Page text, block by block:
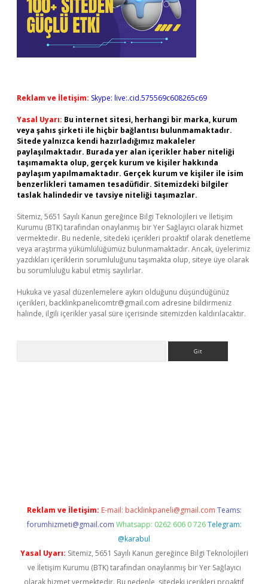
Reklam ve İletişim: Skype: live:.cid.575569c608265c69
Yasal Uyarı: Bu internet sitesi, herhangi bir marka, kurum
veya şahıs şirketi ile hiçbir bağlantısı bulunmamaktadır.
Sitede yalnızca kendi hazırladığımız makaleler
paylaşılmaktadır. Burada yer alan içerikler haber niteliği
taşımamakta olup, gerçek kurum ve kişiler hakkında
paylaşım yapılmamaktadır. Gerçek kurum ve kişiler ile isim
benzerlikleri tamamen tesadüfidir. Sitemizdeki bilgiler
taslak halindedir ve tavsiye niteliği taşımazlar.
Sitemiz, 5651 Sayılı Kanun gereğince Bilgi Teknolojileri ve İletişim
Kurumu (BTK) tarafından onaylanmış bir Yer Sağlayıcı olarak hizmet
vermektedir. Bu nedenle, sitedeki içerikleri proaktif olarak denetleme
veya araştırma yükümlülüğümüz bulunmamaktadır. Ancak, üyelerimiz
yazdıkları içeriklerin sorumluluğunu taşımakta olup, siteye üye olarak
bu sorumluluğu kabul etmiş sayılırlar.
Hukuka ve yasal düzenlemelere aykırı olduğunu düşündüğünüz
içerikleri, backlinkpanelicomtr@gmail.com adresine bildirmeniz
halinde, ilgili içerikler yasal süre içerisinde sitemizden kaldırılacaktır.
Reklam ve İletişim: E-mail: backlinkpaneli@gmail.com Teams:
forumhizmeti@gmail.com Whatsapp: 0262 606 0 726 Telegram:
@karabul
Yasal Uyarı: Sitemiz, 5651 Sayılı Kanun gereğince Bilgi Teknolojileri
ve İletişim Kurumu (BTK) tarafından onaylanmış bir Yer Sağlayıcı
olarak hizmet vermektedir. Bu nedenle, sitedeki içerikleri proaktif